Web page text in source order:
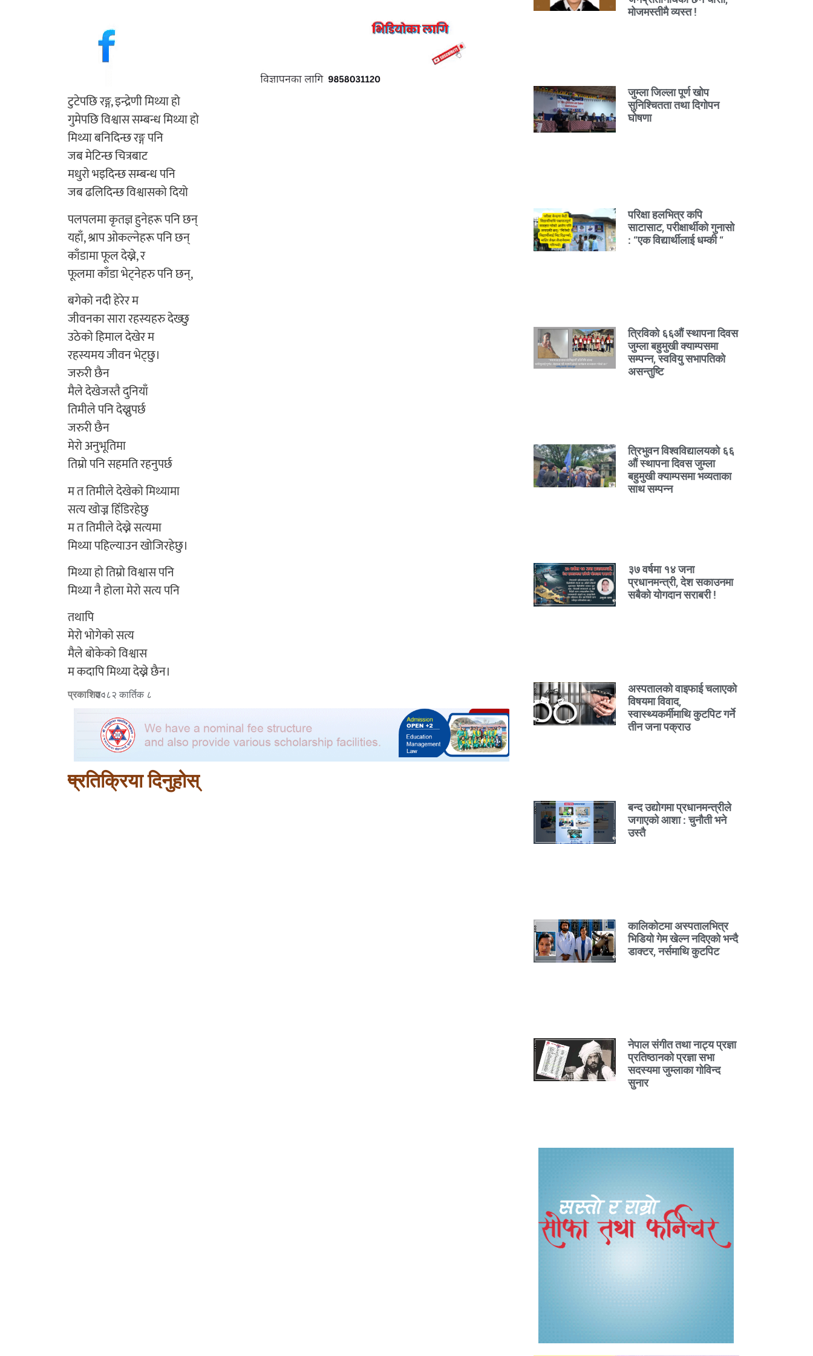
टुटेपछि रङ्ग, इन्द्रेणी मिथ्या हो
गुमेपछि विश्वास सम्बन्ध मिथ्या हो
मिथ्या बनिदिन्छ रङ्ग पनि
जब मेटिन्छ चित्रबाट
मधुरो भइदिन्छ सम्बन्ध पनि
जब ढलिदिन्छ विश्वासको दियो
पलपलमा कृतज्ञ हुनेहरू पनि छन्
यहाँ, श्राप ओकल्नेहरू पनि छन्
काँडामा फूल देख्ने, र
फूलमा काँडा भेट्नेहरु पनि छन्,
बगेको नदी हेरेर म
जीवनका सारा रहस्यहरु देख्छु
उठेको हिमाल देखेर म
रहस्यमय जीवन भेट्छु।
जरुरी छैन
मैले देखेजस्तै दुनियाँ
तिमीले पनि देख्नुपर्छ
जरुरी छैन
मेरो अनुभूतिमा
तिम्रो पनि सहमति रहनुपर्छ
म त तिमीले देखेको मिथ्यामा
सत्य खोज्न हिँडिरहेछु
म त तिमीले देख्ने सत्यमा
मिथ्या पहिल्याउन खोजिरहेछु।
मिथ्या हो तिम्रो विश्वास पनि
मिथ्या नै होला मेरो सत्य पनि
तथापि
मेरो भोगेको सत्य
मैले बोकेको विश्वास
म कदापि मिथ्या देख्ने छैन।
प्रकाशित :२०८२ कार्तिक ८
प्रतिक्रिया दिनुहोस्
मोजमस्तीमै व्यस्त !
जुम्ला जिल्ला पूर्ण खोप
सुनिश्चितता तथा दिगोपन
घोषणा
परिक्षा हलभित्र कपि
साटासाट, परीक्षार्थीको गुनासो
: “एक विद्यार्थीलाई धम्की “
त्रिविको ६६औं स्थापना दिवस
जुम्ला बहुमुखी क्याम्पसमा
सम्पन्न, स्ववियु सभापतिको
असन्तुष्टि
त्रिभुवन विश्वविद्यालयको ६६
औं स्थापना दिवस जुम्ला
बहुमुखी क्याम्पसमा भव्यताका
साथ सम्पन्न
३७ वर्षमा १४ जना
प्रधानमन्त्री, देश सकाउनमा
सबैको योगदान सराबरी !
अस्पतालको वाइफाई चलाएको
विषयमा विवाद,
स्वास्थ्यकर्मीमाथि कुटपिट गर्ने
तीन जना पक्राउ
बन्द उद्योगमा प्रधानमन्त्रीले
जगाएको आशा : चुनौती भने
उस्तै
कालिकोटमा अस्पतालभित्र
भिडियो गेम खेल्न नदिएको भन्दै
डाक्टर, नर्समाथि कुटपिट
नेपाल संगीत तथा नाट्य प्रज्ञा
प्रतिष्ठानको प्रज्ञा सभा
सदस्यमा जुम्लाका गोविन्द
सुनार